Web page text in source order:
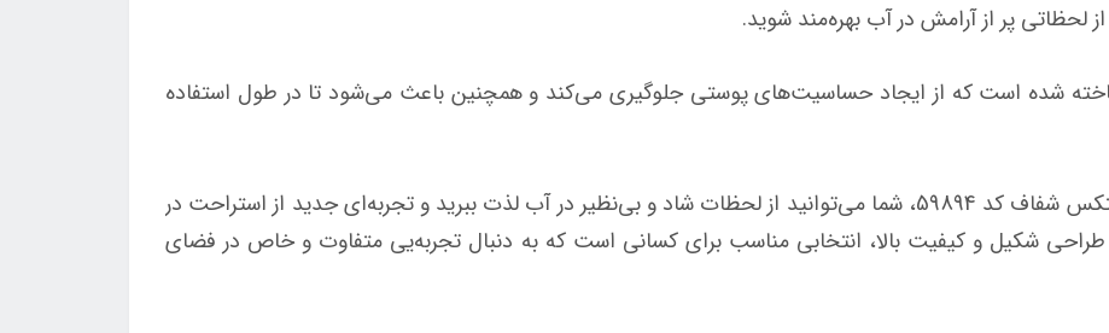
لحظاتی پر از آرامش در آب بهره‌مند شوید.
شده است که از ایجاد حساسیت‌های پوستی جلوگیری می‌کند و همچنین باعث می‌شود تا در طول استفاده
در نهایت، با خرید تشک بادی روی آب اینتکس شفاف کد 59894، شما می‌توانید از لحظات شاد و بی‌نظیر در آب لذت ببرید و تجربه‌ای جدید از استراحت در
شکیل و کیفیت بالا، انتخابی مناسب برای کسانی است که به دنبال تجربه‌یی متفاوت و خاص در فضای